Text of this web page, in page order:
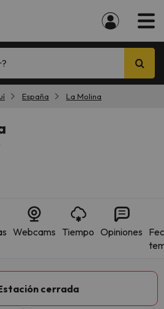
España La Molina
Webcams Tiempo Opiniones
cerrada